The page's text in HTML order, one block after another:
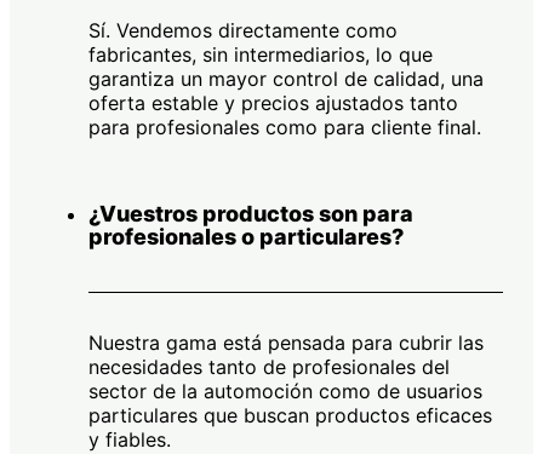
Sí. Vendemos directamente como
fabricantes, sin intermediarios, lo que
garantiza un mayor control de calidad, una
oferta estable y precios ajustados tanto
para profesionales como para cliente final.
¿Vuestros productos son para
profesionales o particulares?
Nuestra gama está pensada para cubrir las
necesidades tanto de profesionales del
sector de la automoción como de usuarios
particulares que buscan productos eficaces
y fiables.